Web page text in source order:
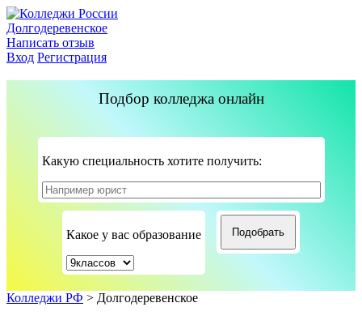
Долгодеревенское
Написать отзыв
Вход Регистрация
Подбор колледжа онлайн
Какую специальность хотите получить:
Какое у вас образование
Колледжи РФ > Долгодеревенское